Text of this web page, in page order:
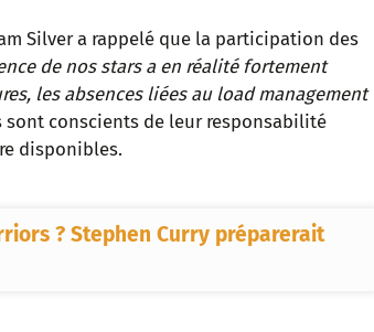
Silver a rappelé que la participation des
de nos stars a en réalité fortement
les absences liées au load management
conscients de leur responsabilité
disponibles.
? Stephen Curry préparerait